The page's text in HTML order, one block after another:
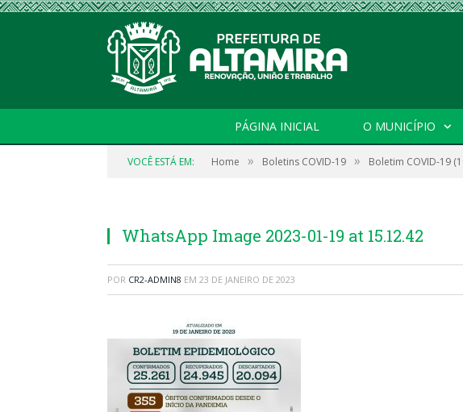
PÁGINA INICIAL O MUNICÍPIO
VOCÊ ESTÁ EM: Home » Boletins COVID-19 » Boletim COVID-19
WhatsApp Image 2023-01-19 at 15.12.42
POR CR2-ADMIN8 EM 23 DE JANEIRO DE 2023